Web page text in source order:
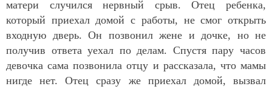
матери случился нервный срыв. Отец ребенка,
который приехал домой с работы, не смог открыть
входную дверь. Он позвонил жене и дочке, но не
получив ответа уехал по делам. Спустя пару часов
девочка сама позвонила отцу и рассказала, что мамы
нигде нет. Отец сразу же приехал домой, вызвал